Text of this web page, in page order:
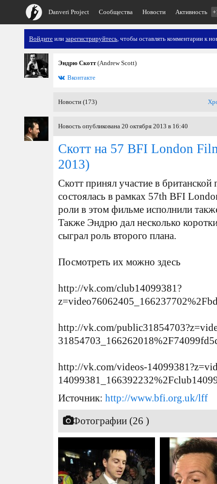
Danveri Project Сообщества Новости Активность
Войдите или зарегистрируйтесь, чтобы оставлять комментарии к
Эндрю Скотт(Andrew Scott)
Вконтакте
Новости (173)
Новость опубликована 20 октября 2013 в 16:40
Скотт на 57 BFI London
2013)
Скотт принял участие в британской
состоялась в рамках 57th BFI
роли в этом фильме исполнили
Также Эндрю дал несколько
сыграл роль второго плана.
Посмотреть их можно здесь
http://vk.com/club14099381?
http://vk.com/
http://vk.com/videos-
Источник: http://www.bfi.org.uk/lff
Фотографии (26 )